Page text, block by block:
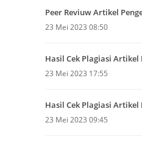
Peer Reviuw Artikel
23 Mei 2023 08:50
Hasil Cek Plagiasi Artikel
23 Mei 2023 17:55
Hasil Cek Plagiasi
23 Mei 2023 09:45